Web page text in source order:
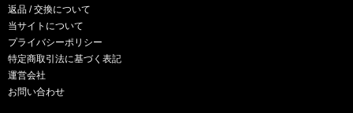
返品 / 交換について
当サイトについて
プライバシーポリシー
特定商取引法に基づく表記
運営会社
お問い合わせ